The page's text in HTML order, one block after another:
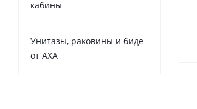
кабины
Унитазы, раковины и биде
от AXA